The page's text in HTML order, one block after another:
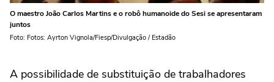
O maestro João Carlos Martins e o robô humanoide do Sesi se apresentaram
juntos
Foto: Fotos: Ayrton Vignola/Fiesp/Divulgação / Estadão
A possibilidade de substituição de trabalhadores